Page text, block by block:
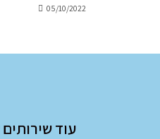
05/10/2022
עוד